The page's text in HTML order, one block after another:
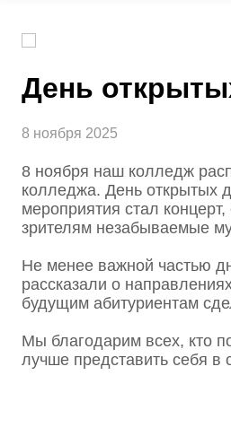
Как выбрать профессию
Приемная
8 (800) 302-26-32
Администрация
День
8 ноября 2025
8 ноября наш колледж
колледжа. День открытых
мероприятия стал
зрителям незабываемые
Не менее важной частью
рассказали о
будущим абитуриентам
Мы благодарим всех, кто
лучше представить себя в